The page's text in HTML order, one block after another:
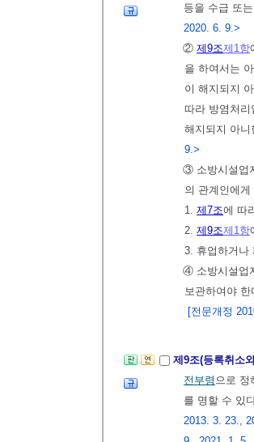
등을 수급 또
2020. 6. 9.>
② 제9조제1항
을 하여서는
이 해지되지
따라 방염처리
해지되지 아
9.>
③ 소방시설업
의 관계인에
1. 제7조에 따
2. 제9조제1항
3. 휴업하거나
④ 소방시설업
보관하여야
[전문개정
제9조(등록취소
전부령 으로 정
를 명할 수 있
2013. 3. 23.,